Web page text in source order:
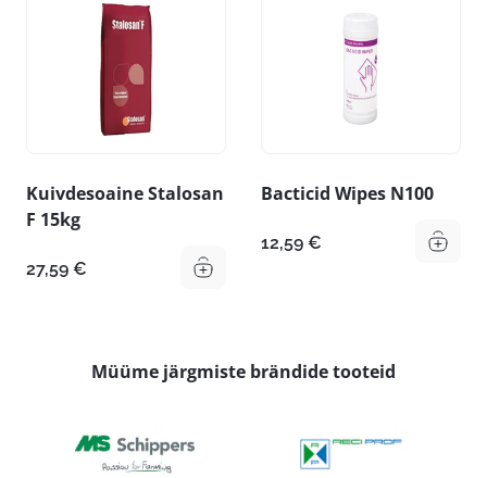
Kuivdesoaine Stalosan
F 15kg
27,59 €
Bacticid Wipes N100
12,59 €
Müüme järgmiste brändide tooteid